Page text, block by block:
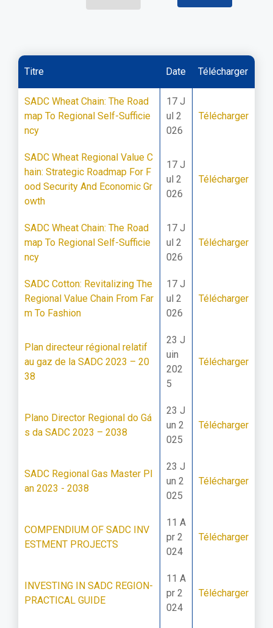
Titre Date Télécharger
SADC Wheat Chain: The Road
map To Regional Self-Sufficie
ncy
17 J
ul 2
026
Télécharger
SADC Wheat Regional Value C
hain: Strategic Roadmap For F
ood Security And Economic Gr
owth
17 J
ul 2
026
Télécharger
SADC Wheat Chain: The Road
map To Regional Self-Sufficie
ncy
17 J
ul 2
026
Télécharger
SADC Cotton: Revitalizing The
Regional Value Chain From Far
m To Fashion
17 J
ul 2
026
Télécharger
Plan directeur régional relatif
au gaz de la SADC 2023 – 20
38
23 J
uin
202
5
Télécharger
Plano Director Regional do Gá
s da SADC 2023 – 2038
23 J
un 2
025
Télécharger
SADC Regional Gas Master Pl
an 2023 - 2038
23 J
un 2
025
Télécharger
COMPENDIUM OF SADC INV
ESTMENT PROJECTS
11 A
pr 2
024
Télécharger
INVESTING IN SADC REGION-
PRACTICAL GUIDE
11 A
pr 2
024
Télécharger